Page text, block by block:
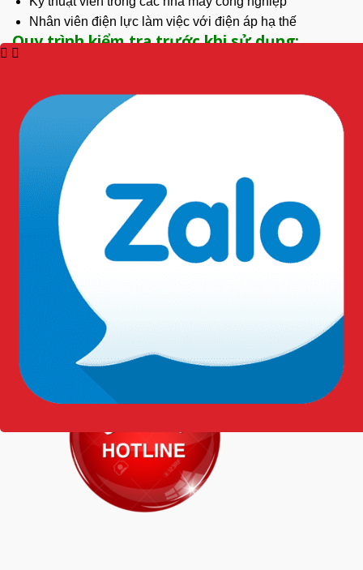
Nhân viên điện lực làm việc với điện áp hạ thế
Quy trình kiểm tra trước khi sử dụng:
Đảm bảo ủng khô ráo hoàn toàn
Kiểm tra đế chống trượt
Lưu ý an toàn khi sử dụng:
Để đảm bảo an toàn tối đa khi sử dụng ủng cao su cách
điện:
Không sử dụng ủng đã hết hạn sử dụng
Tránh tiếp xúc với dầu mỡ, hóa chất
Không tự ý sửa chữa khi ủng bị hỏng
Tuân thủ quy trình kiểm tra trước khi sử dụng
Thông tin liên hệ